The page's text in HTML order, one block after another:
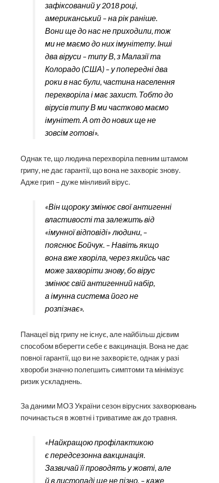
зафіксований у 2018 році,
американський – на рік раніше.
Вони ще до нас не приходили, тож
ми не маємо до них імунітету. Інші
два віруси – типу В, з Малазії та
Колорадо (США) – у попередні два
роки в нас були, частина населення
перехворіла і має захист. Тобто до
вірусів типу В ми частково маємо
імунітет. А от до нових ще не
зовсім готові».
Однак те, що людина перехворіла певним штамом
грипу, не дає гарантії, що вона не захворіє знову.
Адже грип – дуже мінливий вірус.
«Він щороку змінює свої антигенні
властивості та залежить від
«імунної відповіді» людини, –
пояснює Бойчук. – Навіть якщо
вона вже хворіла, через якийсь час
може захворіти знову, бо вірус
змінює свій антигенний набір,
а імунна система його не
розпізнає».
Панацеї від грипу не існує, але найбільш дієвим
способом вберегти себе є вакцинація. Вона не дає
повної гарантії, що ви не захворієте, однак у разі
хвороби значно полегшить симптоми та мінімізує
ризик ускладнень.
За даними МОЗ України сезон вірусних захворювань
починається в жовтні і триватиме аж до травня.
«Найкращою профілактикою
є передсезонна вакцинація.
Зазвичай її проводять у жовті, але
й в листопаді ще не пізно, – каже